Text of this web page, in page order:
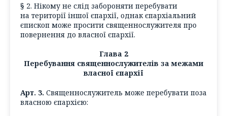
§ 2. Нікому не слід забороняти перебувати
на території іншої єпархії, однак єпархіальний
єпископ може просити священнослужителя про
повернення до власної єпархії.
Глава 2
Перебування священнослужителів за межами
власної єпархії
Арт. 3. Священнослужитель може перебувати поза
власною єпархією: